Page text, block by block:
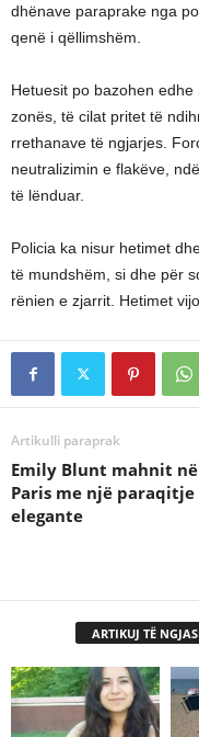
dhënave paraprake nga
qenë i qëllimshëm.
Hetuesit po bazohen
zonës, të cilat pritet të
rrethanave të ngjarjes.
neutralizimin e flakëve,
të lënduar.
Policia ka nisur hetimet
të mundshëm, si dhe për
rënien e zjarrit. Hetimet
Artikulli paraprak
Emily Blunt mahnit në
Paris me një paraqitje
elegante
ARTIKUJ TË